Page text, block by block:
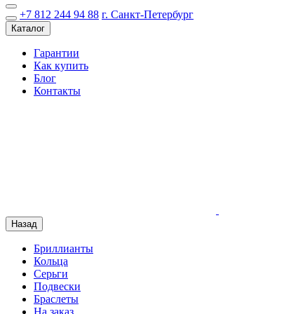
+7 812 244 94 88 г. Санкт-Петербург
Каталог
Гарантии
Как купить
Блог
Контакты
Назад
Бриллианты
Кольца
Серьги
Подвески
Браслеты
На заказ